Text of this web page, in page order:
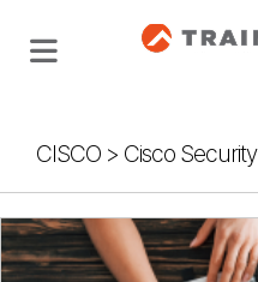
CISCO > Cisco Security